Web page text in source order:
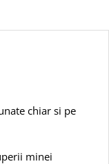
chiar si pe
minei